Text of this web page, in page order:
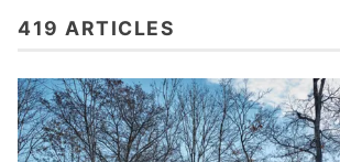
419 ARTICLES